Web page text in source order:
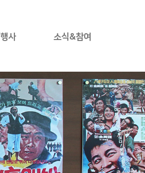
사
내
예약
약
예약
소식&참여
타운소식
타운사진첩
타운후기
자유게시판